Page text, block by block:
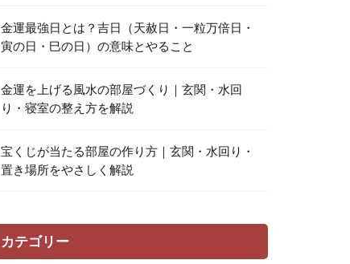
金運最強日とは？吉日（天赦日・一粒万倍日・
寅の日・巳の日）の意味とやること
金運を上げる風水の部屋づくり｜玄関・水回
り・寝室の整え方を解説
宝くじが当たる部屋の作り方｜玄関・水回り・
置き場所をやさしく解説
カテゴリー